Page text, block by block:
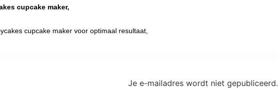
cupcake maker,
cupcake maker voor optimaal resultaat,
Je e-mailadres wordt niet gepubliceerd.